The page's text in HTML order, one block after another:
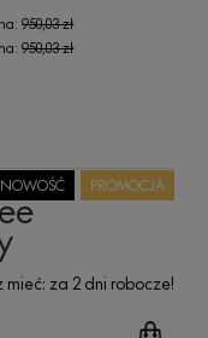
950,03 zł
950,03 zł
mieć: za 2 dni robocze!
PROMOCJA
NOWOŚĆ